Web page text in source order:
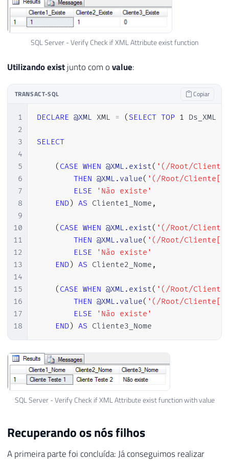
SQL Server - Verify Check if XML Attribute exist function
Utilizandoexistjunto com ovalue:
TRANSACT-SQL Copiar
1
2
3
4
5
6
7
8
9
10
11
12
13
14
15
16
17
18
DECLARE @XML XML = ( SELECT TOP 1 Ds_XML
SELECT
( CASE WHEN @XML.exist( '(/Root/
THEN @XML.value( '(/Root/
ELSE
'Não existe'
END) AS Cliente1_Nome ,
( CASE WHEN @XML.exist( '(/Root/
THEN @XML.value( '(/Root/
ELSE
'Não existe'
END) AS Cliente2_Nome ,
( CASE WHEN @XML.exist( '(/Root/
THEN @XML.value( '(/Root/
ELSE
'Não existe'
END) AS Cliente3_Nome
SQL Server - Verify Check if XML Attribute exist function with value
Recuperando os nós filhos
A primeira parte foi concluída: Já conseguimos realizar